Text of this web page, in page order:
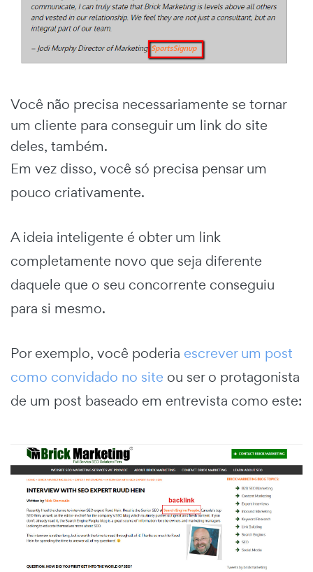
Você não precisa necessariamente se tornar
um cliente para conseguir um link do site
deles, também.
Em vez disso, você só precisa pensar um
pouco criativamente.
A ideia inteligente é obter um link
completamente novo que seja diferente
daquele que o seu concorrente conseguiu
para si mesmo.
Por exemplo, você poderia escrever um post
como convidado no site ou ser o protagonista
de um post baseado em entrevista como este: